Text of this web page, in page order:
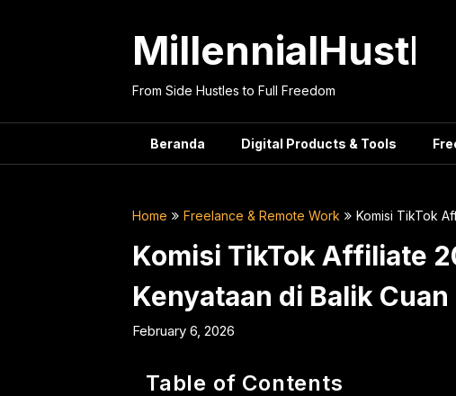
MillennialHustle
From Side Hustles to Full Freedom
Beranda Digital Products & Tools
Home Freelance & Remote Work Komisi TikTok
Komisi TikTok Affiliate
Kenyataan di Balik
February 6, 2026
Table of Contents